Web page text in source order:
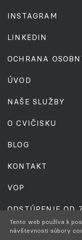
INSTAGRAM
LINKEDIN
OCHRANA
ÚVOD
NAŠE SLUŽBY
O CVIČISKU
BLOG
KONTAKT
VOP
ODSTÚPENIE OD
Tento web používa k
návštevnosti súbory